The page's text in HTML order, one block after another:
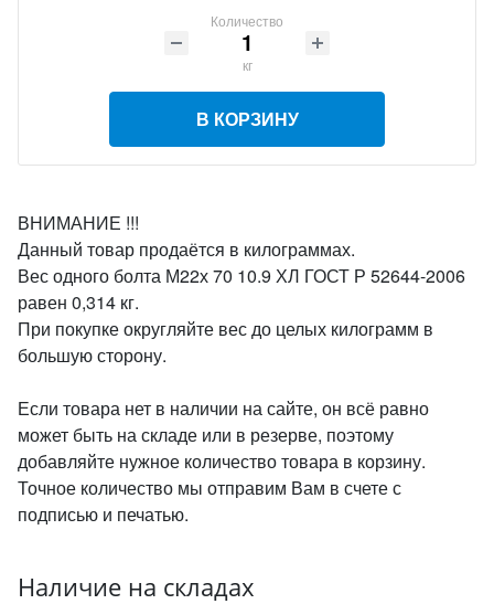
Количество
кг
В КОРЗИНУ
ВНИМАНИЕ !!!
Данный товар продаётся в килограммах.
Вес одного болта М22х 70 10.9 ХЛ ГОСТ Р 52644-2006
равен 0,314 кг.
При покупке округляйте вес до целых килограмм в
большую сторону.
Если товара нет в наличии на сайте, он всё равно
может быть на складе или в резерве, поэтому
добавляйте нужное количество товара в корзину.
Точное количество мы отправим Вам в счете с
подписью и печатью.
Наличие на складах